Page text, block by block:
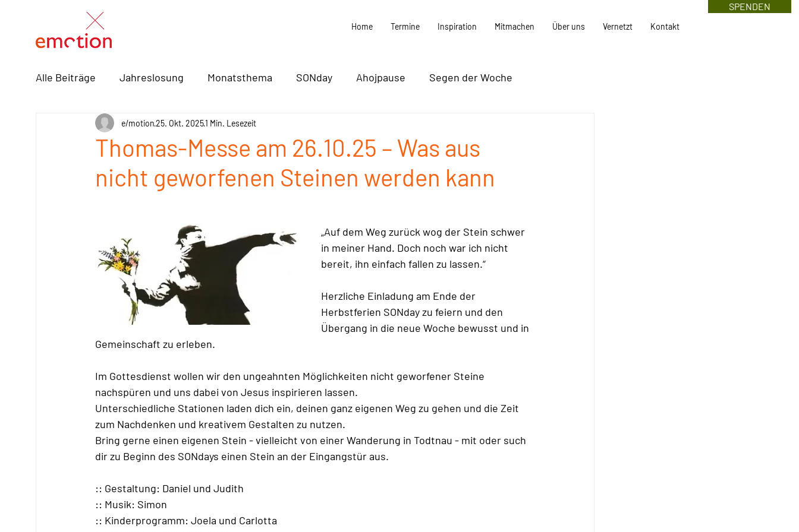
Home Termine Inspiration Mitmachen Über uns Vernetzt Kontakt
SPENDEN
Alle Beiträge Jahreslosung Monatsthema SONday Ahojpause Segen der Woche
Frühschicht Rezepte Bücher / Musik / Filme / Podcasts
Thomas-Messe am 26.10.25 – Was aus
nicht geworfenen Steinen werden kann
e/motion25. Okt. 20251 Min. Lesezeit
„Auf dem Weg zurück wog der Stein schwer
in meiner Hand. Doch noch war ich nicht
bereit, ihn einfach fallen zu lassen.“
Herzliche Einladung am Ende der
Herbstferien SONday zu feiern und den
Übergang in die neue Woche bewusst und in
Gemeinschaft zu erleben.
Im Gottesdienst wollen wir den ungeahnten Möglichkeiten nicht geworfener Steine
nachspüren und uns dabei von Jesus inspirieren lassen.
Unterschiedliche Stationen laden dich ein, deinen ganz eigenen Weg zu gehen und die Zeit
zum Nachdenken und kreativem Gestalten zu nutzen.
Bring gerne einen eigenen Stein - vielleicht von einer Wanderung in Todtnau - mit oder such
dir zu Beginn des SONdays einen Stein an der Eingangstür aus.
:: Gestaltung: Daniel und Judith
:: Musik: Simon
:: Kinderprogramm: Joela und Carlotta